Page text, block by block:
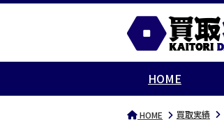
HOME
HOME 買取実績